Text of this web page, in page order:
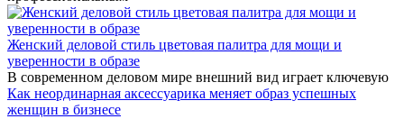
Женский деловой стиль цветовая палитра для мощи и
уверенности в образе
В современном деловом мире внешний вид играет ключевую
Как неординарная аксессуарика меняет образ успешных
женщин в бизнесе